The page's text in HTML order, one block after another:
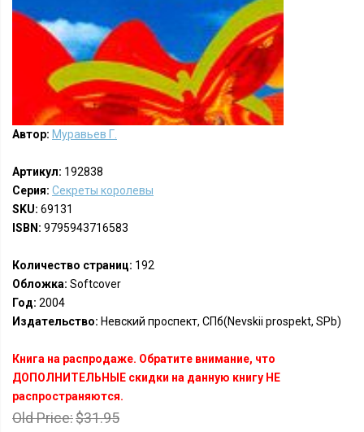
Автор: Муравьев Г.
Артикул: 192838
Серия: Секреты королевы
SKU: 69131
ISBN: 9795943716583
Количество страниц: 192
Обложка: Softcover
Год: 2004
Издательство: Невский проспект, СПб(Nevskii prospekt, SPb)
Книга на распродаже. Обратите внимание, что
ДОПОЛНИТЕЛЬНЫЕ скидки на данную книгу НЕ
распространяются.
Old Price:$31.95